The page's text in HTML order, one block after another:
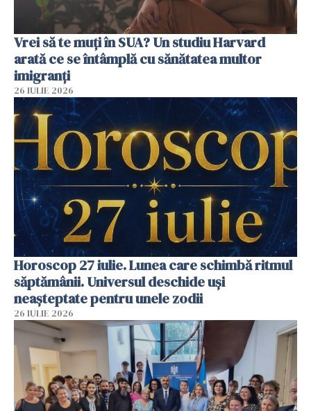
Vrei să te muți în SUA? Un studiu Harvard
arată ce se întâmplă cu sănătatea multor
imigranți
26 IULIE 2026
Horoscop 27 iulie. Lunea care schimbă ritmul
săptămânii. Universul deschide uși
neașteptate pentru unele zodii
26 IULIE 2026